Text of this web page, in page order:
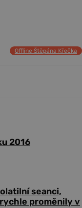
Offline Štěpána Křečka
2016
seanci,
proměnily v